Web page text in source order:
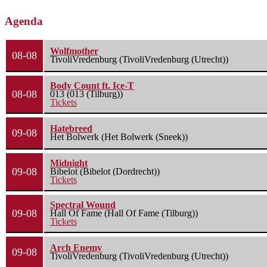
Agenda
08-08
Wolfmother
TivoliVredenburg (TivoliVredenburg (Utrecht))
08-08
Body Count ft. Ice-T
013 (013 (Tilburg))
Tickets
09-08
Hatebreed
Het Bolwerk (Het Bolwerk (Sneek))
09-08
Midnight
Bibelot (Bibelot (Dordrecht))
Tickets
09-08
Spectral Wound
Hall Of Fame (Hall Of Fame (Tilburg))
Tickets
09-08
Arch Enemy
TivoliVredenburg (TivoliVredenburg (Utrecht))